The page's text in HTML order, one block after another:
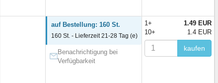
auf Bestellung: 160 St.
160 St. - Lieferzeit 21-28 Tag (e)
Benachrichtigung bei
Verfügbarkeit
1+
1.49 EUR
10+
1.4 EUR
kaufen